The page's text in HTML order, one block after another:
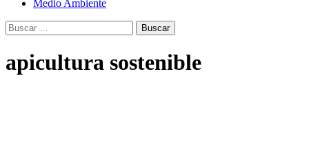
Medio Ambiente
Buscar:
apicultura sostenible